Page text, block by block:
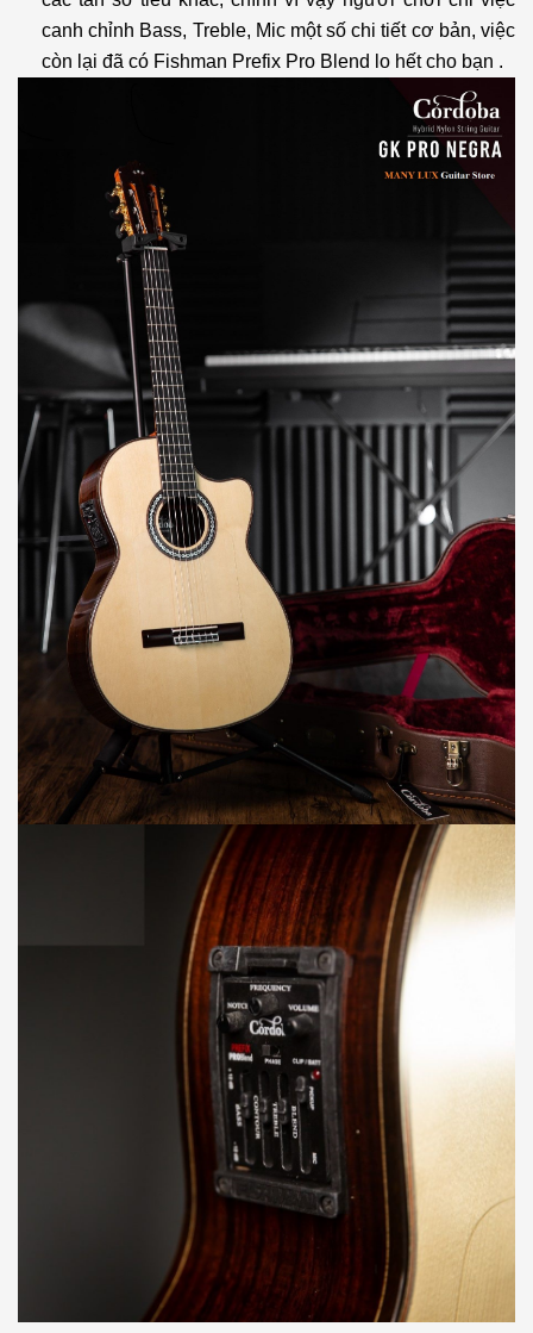
canh chỉnh Bass, Treble, Mic một số chi tiết cơ bản, việc
còn lại đã có Fishman Prefix Pro Blend lo hết cho bạn .